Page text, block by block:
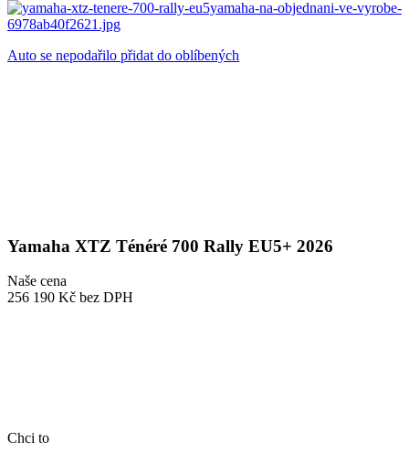
Auto se nepodařilo přidat do oblíbených
Yamaha XTZ Ténéré 700 Rally EU5+ 2026
Naše cena
256 190 Kč bez DPH
Chci to